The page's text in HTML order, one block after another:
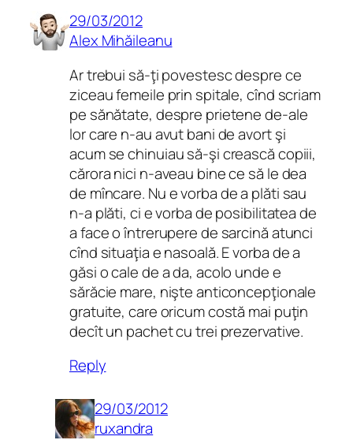
29/03/2012
Alex Mihăileanu
Ar trebui să-ţi povestesc despre ce
ziceau femeile prin spitale, cînd scriam
pe sănătate, despre prietene de-ale
lor care n-au avut bani de avort şi
acum se chinuiau să-şi crească copiii,
cărora nici n-aveau bine ce să le dea
de mîncare. Nu e vorba de a plăti sau
n-a plăti, ci e vorba de posibilitatea de
a face o întrerupere de sarcină atunci
cînd situaţia e nasoală. E vorba de a
găsi o cale de a da, acolo unde e
sărăcie mare, nişte anticoncepţionale
gratuite, care oricum costă mai puţin
decît un pachet cu trei prezervative.
Reply
29/03/2012
ruxandra